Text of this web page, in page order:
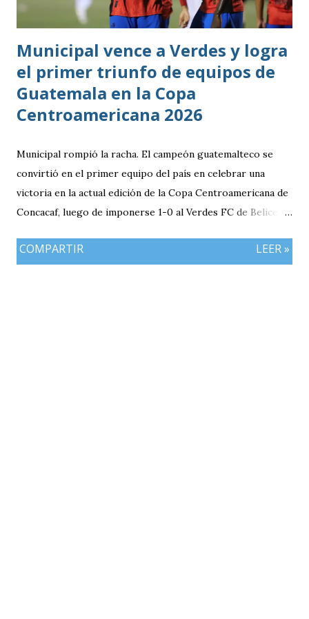
Municipal vence a Verdes y logra
el primer triunfo de equipos de
Guatemala en la Copa
Centroamericana 2026
Municipal rompió la racha. El campeón guatemalteco se
convirtió en el primer equipo del país en celebrar una
victoria en la actual edición de la Copa Centroamericana de
Concacaf, luego de imponerse 1-0 al Verdes FC de Belice en
con la obligación de sumar luego del empate (1-1) en casa
COMPARTIR LEER »